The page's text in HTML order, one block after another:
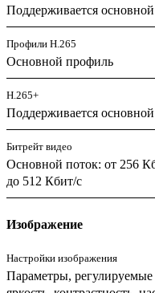
Поддерживается
Профили H.265
Основной профиль
H.265+
Поддерживается
Битрейт видео
Основной поток: от 256
до 512 Кбит/с
Изображение
Настройки изображения
Параметры,